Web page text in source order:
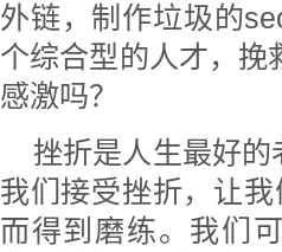
外链，制作垃圾的
个综合型的人才，挽
感激吗？
挫折是人生最好
我们接受挫折，让
而得到磨练。我们